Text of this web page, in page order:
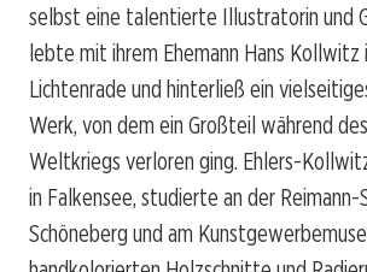
selbst eine talentierte Illustratorin und
lebte mit ihrem Ehemann Hans Kollwitz
Lichtenrade und hinterließ ein
Werk, von dem ein Großteil während
Weltkriegs verloren ging. Ehlers-
in Falkensee, studierte an der Reimann-
Schöneberg und am